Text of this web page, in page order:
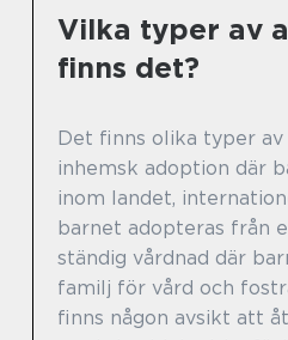
Vilka typer av
finns det?
Det finns olika typer av
inhemsk adoption där
inom landet,
barnet adopteras från
ständig vårdnad där
familj för vård och
finns någon avsikt att